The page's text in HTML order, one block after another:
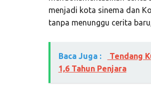
menjadi kota sinema dan
tanpa menunggu cerita
Baca Juga :
Tendang
1,6 Tahun Penjara